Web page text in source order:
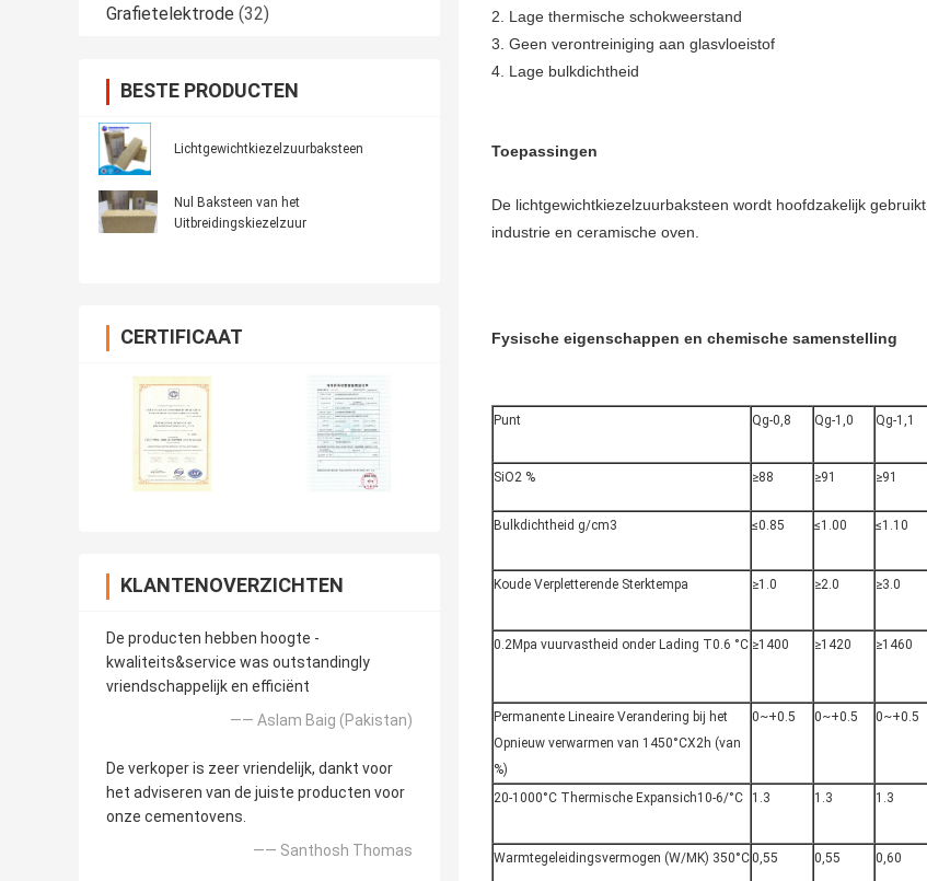
Grafietelektrode (32)
BESTE PRODUCTEN
Lichtgewichtkiezelzuurbaksteen
Nul Baksteen van het
Uitbreidingskiezelzuur
CERTIFICAAT
KLANTENOVERZICHTEN
De producten hebben hoogte -
kwaliteits&service was outstandingly
vriendschappelijk en efficiënt
—— Aslam Baig (Pakistan)
De verkoper is zeer vriendelijk, dankt voor
het adviseren van de juiste producten voor
onze cementovens.
—— Santhosh Thomas
2. Lage thermische schokweerstand
3. Geen verontreiniging aan glasvloeistof
4. Lage bulkdichtheid
Toepassingen
De lichtgewichtkiezelzuurbaksteen wordt hoofdzakelijk
industrie en ceramische oven.
Fysische eigenschappen en chemische samenstelling
Punt Qg-0,8 Qg-1,0 Qg-1,1
SiO2 % ≥88 ≥91 ≥91
Bulkdichtheid g/cm3 ≤0.85 ≤1.00 ≤1.10
Koude Verpletterende Sterktempa ≥1.0 ≥2.0 ≥3.0
0.2Mpa vuurvastheid onder Lading T0.6 °C ≥1400 ≥1420 ≥1460
Permanente Lineaire Verandering bij het
Opnieuw verwarmen van 1450°CX2h (van
%)
0~+0.5 0~+0.5 0~+0.5
20-1000°C Thermische Expansich10-6/°C 1.3 1.3 1.3
Warmtegeleidingsvermogen (W/MK) 350°C0,55 0,55 0,60